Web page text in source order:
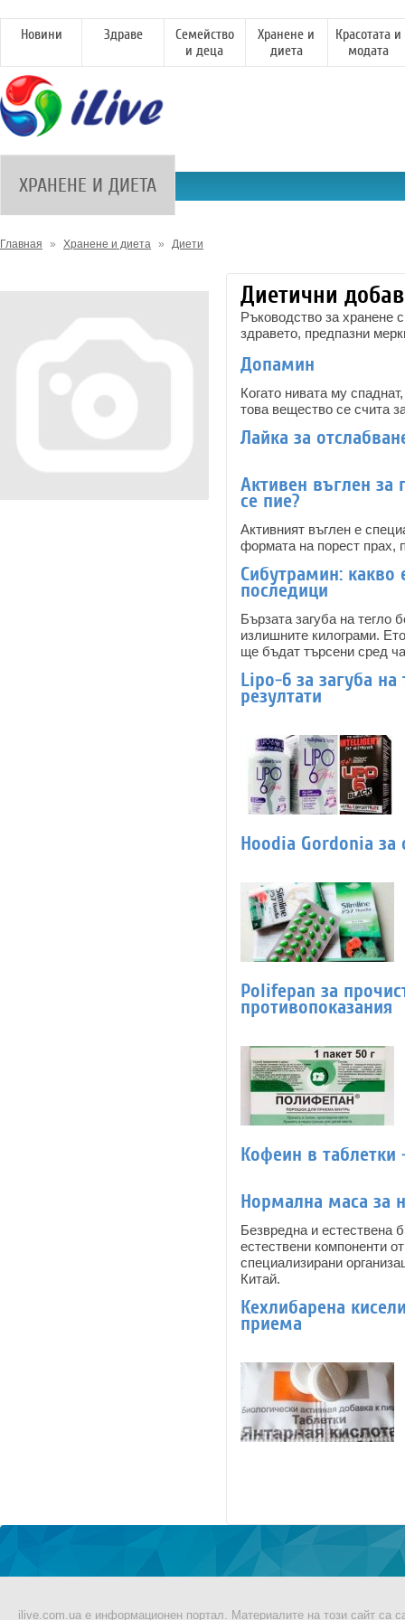
Новини Здраве
Семейство
и деца
Хранене и
диета
Красотата и
модата
ХРАНЕНЕ И ДИЕТА
Главная » Хранене и диета » Диети
Диетични
Ръководство за хранене
здравето, предпазни
Допамин
Когато нивата му
това вещество се счита
Лайка за
Активен въглен за
се пие?
Активният въглен е
формата на порест прах,
Сибутрамин: какво
последици
Бързата загуба на тегло
излишните килограми.
ще бъдат търсени сред
Lipo-6 за загуба
резултати
Hoodia Gordonia за
Polifepan за
противопоказания
Кофеин в таблетки
Нормална маса за
Безвредна и естествена
естествени компоненти
специализирани
Китай.
Кехлибарена
приема
ilive.com.ua е информационен портал. Материалите на този сайт са